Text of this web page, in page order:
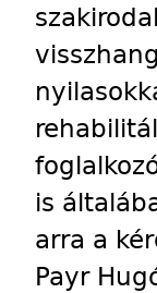
is
arra a
Payr